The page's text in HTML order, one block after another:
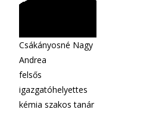
Csákányosné Nagy
Andrea
felsős
igazgatóhelyettes
kémia szakos tanár